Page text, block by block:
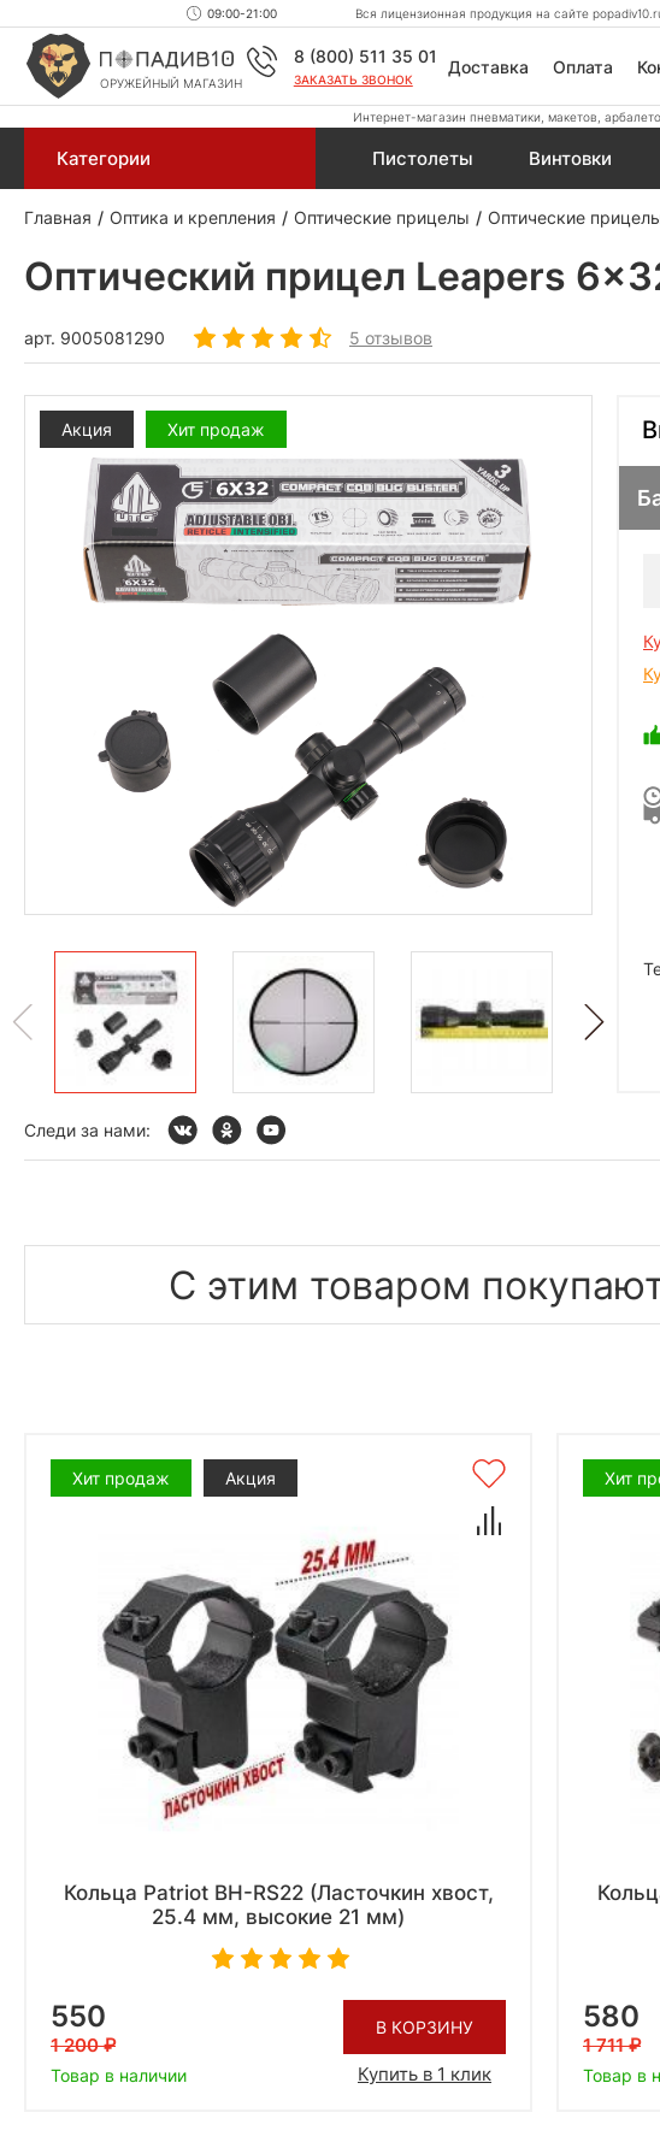
09:00-21:00 Вся лицензионная продукция на сайте
ОРУЖЕЙНЫЙ МАГАЗИН
8 (800) 511 35 01
ЗАКАЗАТЬ ЗВОНОК
Доставка Оплата
Интернет-магазин пневматики, макетов,
Категории Пистолеты Винтовки
Главная Оптика и крепления Оптические прицелы Оптические
Оптический прицел Leapers
арт. 9005081290 5 отзывов
Акция Хит продаж
Следи за нами:
С этим товаром
Хит продаж Акция
Кольца Patriot BH-RS22 (Ласточкин хвост,
25.4 мм, высокие 21 мм)
550
1 200
Товар в наличии
В КОРЗИНУ
Купить в 1 клик
Хит
580
1 711
Товар в